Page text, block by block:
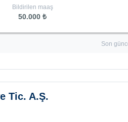
Bildirilen maaş
50.000 ₺
Son
Tic. A.Ş.